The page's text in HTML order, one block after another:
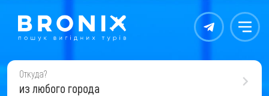
Контакты Меню
Откуда?
из любого города